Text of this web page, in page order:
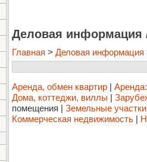
Деловая информация
Главная > Деловая информация
Аренда, обмен квартир |
Дома, коттеджи, виллы |
помещения | Земельные
Коммерческая недвижимость |